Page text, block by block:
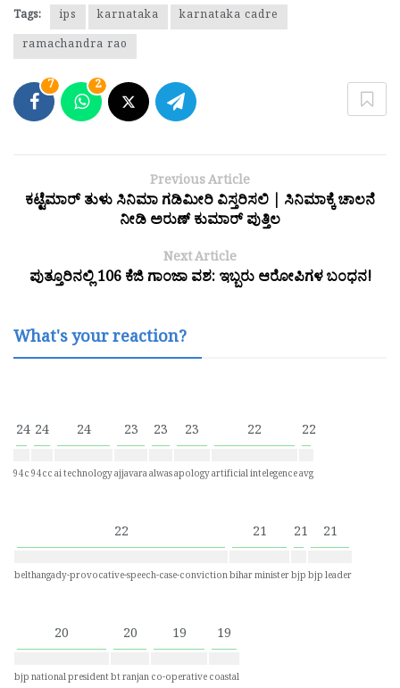
Tags: ips karnataka
karnataka cadre
ramachandra rao
7 2
Previous Article
ಕಟ್ಟೆಮಾರ್ ತುಳು ಸಿನಿಮಾ ಗಡಿಮೀರಿ ವಿಸ್ತರಿಸಲಿ | ಸಿನಿಮಾಕ್ಕೆ ಚಾಲನೆ
ನೀಡಿ ಅರುಣ್ ಕುಮಾರ್ ಪುತ್ತಿಲ
Next Article
ಪುತ್ತೂರಿನಲ್ಲಿ 106 ಕೆಜಿ ಗಾಂಜಾ ವಶ: ಇಬ್ಬರು ಆರೋಪಿಗಳ ಬಂಧನ!
What's your reaction?
24
94c
24
94cc
24
ai technology
23
ajjavara
23
alwas
23
apology
22
artificial intelegence
22
avg
22
belthangady-provocative-speech-case-conviction
21
bihar minister
21
bjp
21
bjp leader
20
bjp national president
20
bt ranjan
19
co-operative
19
coastal